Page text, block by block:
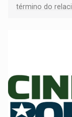
término do